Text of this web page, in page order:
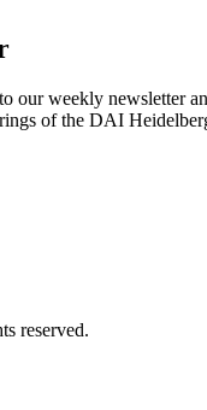
our weekly newsletter
of the DAI
reserved.